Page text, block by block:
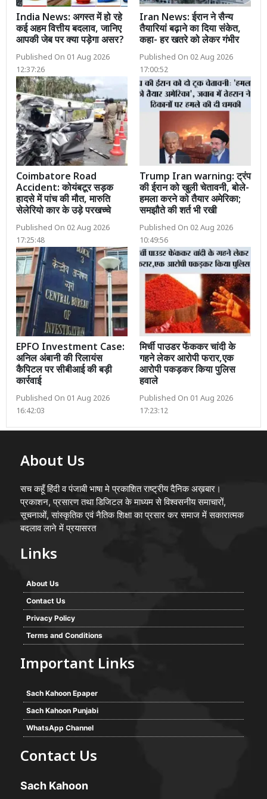
India News: अगस्त में हो रहे
कई अहम वित्तीय बदलाव, जानिए
आपकी जेब पर क्या पड़ेगा असर?
Published On 01 Aug 2026
12:37:26
Iran News: ईरान ने सैन्य
तैयारियां बढ़ाने का दिया संकेत,
कहा- हर खतरे को लेकर गंभीर
Published On 02 Aug 2026
17:00:52
Coimbatore Road
Accident: कोयंबटूर सड़क
हादसे में पांच की मौत, मारुति
सेलेरियो कार के उड़े परखच्चे
Published On 02 Aug 2026
17:25:48
Trump Iran warning: ट्रंप
की ईरान को खुली चेतावनी, बोले-
हमला करने को तैयार अमेरिका;
समझौते की शर्त भी रखी
Published On 02 Aug 2026
10:49:56
EPFO Investment Case:
अनिल अंबानी की रिलायंस
कैपिटल पर सीबीआई की बड़ी
कार्रवाई
Published On 01 Aug 2026
16:42:03
मिर्ची पाउडर फेंककर चांदी के
गहने लेकर आरोपी फरार,एक
आरोपी पकड़कर किया पुलिस
हवाले
Published On 01 Aug 2026
17:23:12
About Us
सच कहूँ हिंदी व पंजाबी भाषा मे प्रकाशित राष्ट्रीय दैनिक अख़बार।
प्रकाशन, प्रसारण तथा डिजिटल के माध्यम से विश्वसनीय समाचारों,
सूचनाओं, सांस्कृतिक एवं नैतिक शिक्षा का प्रसार कर समाज में सकारात्मक
बदलाव लाने में प्रयासरत
Links
About Us
Contact Us
Privacy Policy
Terms and Conditions
Important Links
Sach Kahoon Epaper
Sach Kahoon Punjabi
WhatsApp Channel
Contact Us
Sach Kahoon